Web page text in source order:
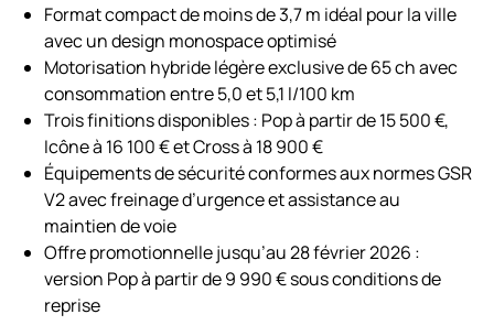
Format compact de moins de 3,7 m idéal pour la ville
avec un design monospace optimisé
Motorisation hybride légère exclusive de 65 ch avec
consommation entre 5,0 et 5,1 l/100 km
Trois finitions disponibles : Pop à partir de 15 500 €,
Icône à 16 100 € et Cross à 18 900 €
Équipements de sécurité conformes aux normes GSR
V2 avec freinage d’urgence et assistance au
maintien de voie
Offre promotionnelle jusqu’au 28 février 2026 :
version Pop à partir de 9 990 € sous conditions de
reprise